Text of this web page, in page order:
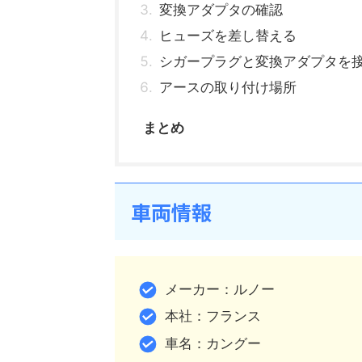
変換アダプタの確認
ヒューズを差し替える
シガープラグと変換アダプタを
アースの取り付け場所
まとめ
車両情報
メーカー：ルノー
本社：フランス
車名：カングー